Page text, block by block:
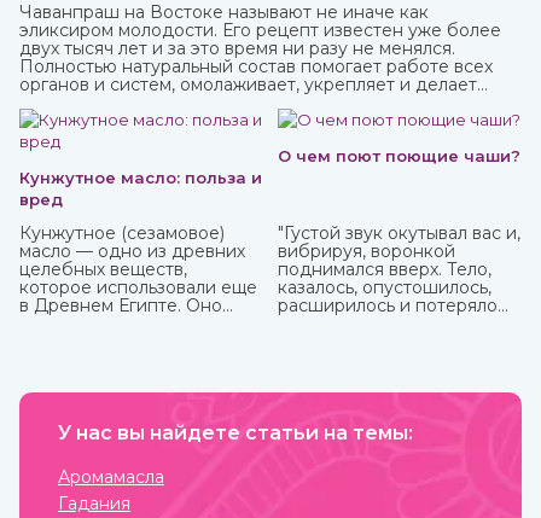
Чаванпраш на Востоке называют не иначе как
эликсиром молодости. Его рецепт известен уже более
двух тысяч лет и за это время ни разу не менялся.
Полностью натуральный состав помогает работе всех
органов и систем, омолаживает, укрепляет и делает
безопасным для взрослых, пожилых и детей.
Купить чаванпраш известных марок, в том числе Дабур,
вы можете в интернет-магазине ИндоКитай.
Кунжутное масло: польза и
вред
Кунжутное (сезамовое)
масло — одно из древних
целебных веществ,
которое использовали еще
в Древнем Египте. Оно
долго, до 9 лет, может
ценных качеств.
О чем поют поющие чаши?
"Густой звук окутывал вас и,
вибрируя, воронкой
поднимался вверх. Тело,
казалось, опустошилось,
расширилось и потеряло
Это вы можете
тибетской поющей чашей.
У нас вы найдете статьи на темы:
Аромамасла
Гадания